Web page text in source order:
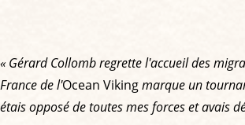
« Gérard Collomb regrette l'accueil des
France de l'Ocean Vikingmarque un
étais opposé de toutes mes forces et avais